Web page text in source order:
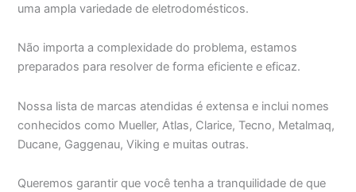
uma ampla variedade de eletrodomésticos.
Não importa a complexidade do problema, estamos
preparados para resolver de forma eficiente e eficaz.
Nossa lista de marcas atendidas é extensa e inclui nomes
conhecidos como Mueller, Atlas, Clarice, Tecno, Metalmaq,
Ducane, Gaggenau, Viking e muitas outras.
Queremos garantir que você tenha a tranquilidade de que